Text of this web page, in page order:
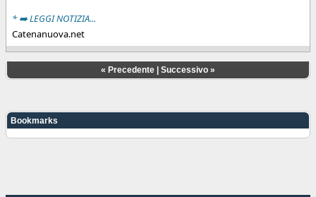
* ➡️ LEGGI NOTIZIA...
Catenanuova.net
« Precedente Successivo »
Bookmarks